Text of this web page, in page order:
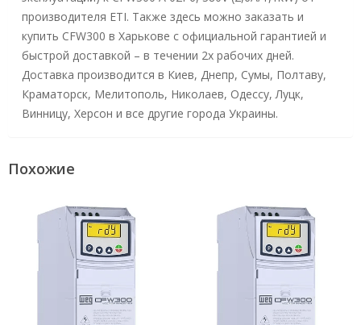
производителя ETI. Также здесь можно заказать и
купить CFW300 в Харькове с официальной гарантией и
быстрой доставкой – в течении 2х рабочих дней.
Доставка производится в Киев, Днепр, Сумы, Полтаву,
Краматорск, Мелитополь, Николаев, Одессу, Луцк,
Винницу, Херсон и все другие города Украины.
Похожие